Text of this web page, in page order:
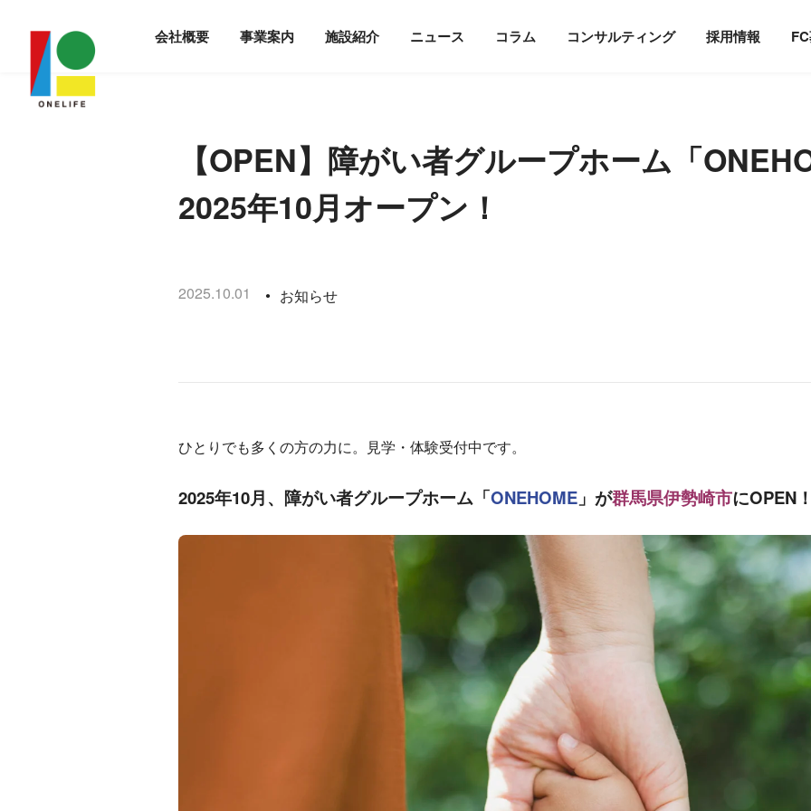
会社概要 事業案内 施設紹介 ニュース コラム コンサルティング 採用情報
ホーム ニュース 【OPEN
【OPEN】障がい者グループホーム「
2025年10月オープン！
2025.10.01 お知らせ
ひとりでも多くの方の力に。見学・体験受付中です。
2025年10月、障がい者グループホーム「ONEHOME 」が群馬県伊勢崎市にOPEN